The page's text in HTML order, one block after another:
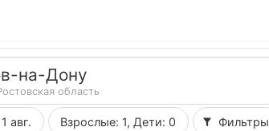
на-Дону
область
авг. Взрослые: 1, Дети: 0 Фильтры